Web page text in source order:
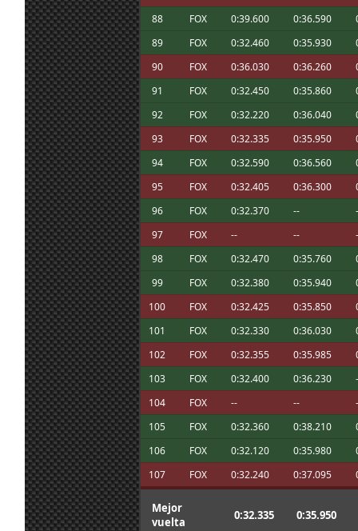
23 jun. 7:02 Ikarus
tengo unas quest 3, sería por eso?
23 jun. 7:01 Aritz
Me paso tambien en una hace unas
no supe que era por calor... ayer ya me
pero al principio pense que al ponerle
solucionar pero nada...
23 jun. 6:15
Marcos Z.
calor y las VR, el ventilador es nuestro
22 jun. 21:28
tangovalens
See you soon, hopefully! ; Tyblu,
en la R2, tenía pinta de que íbamos a
22 jun. 21:01
johneysvk
Well, the season ended the same way it
thanks for the racing, see you sometime
22 jun. 20:29 Aritz:
Lo siento gente, hoy estamos con
y se me corta la VR... Espero no haberla
salirme
22 jun. 18:53
johneysvk
No reset on Q server
20 jun. 11:17
menjacocs
20 jun. 11:16 menjacocs
No me funciona el administrador de
sale el de LFS.net Si selecciono otro y le
me cambia o que ve en pantalla
18 jun. 8:54
Jas: Enhorabuena Maxxis! increible la
17 jun. 19:21
Maxxis
Gracias @System !!
17 jun. 19:21
Maxxis:
@johneysvk We will continue fighting in
championships, thank you for being a
17 jun. 18:45
mitsumeku: Me enredé en el tráfico XD
17 jun. 12:28
funcionó!
88
FOX 0:39.600 0:36.590
89
FOX 0:32.460 0:35.930
90
FOX 0:36.030 0:36.260
91
FOX 0:32.450 0:35.860
92
FOX 0:32.220 0:36.040
93
FOX 0:32.335 0:35.950
94
FOX 0:32.590 0:36.560
95
FOX 0:32.405 0:36.300
96
FOX 0:32.370 --
97
FOX -- --
98
FOX 0:32.470 0:35.760
99
FOX 0:32.380 0:35.940
100
FOX 0:32.425 0:35.850
101
FOX 0:32.330 0:36.030
102
FOX 0:32.355 0:35.985
103
FOX 0:32.400 0:36.230
104
FOX -- --
105
FOX 0:32.360 0:38.210
106
FOX 0:32.120 0:35.980
107
FOX 0:32.240 0:37.095
Mejor
vuelta
0:32.335 0:35.950